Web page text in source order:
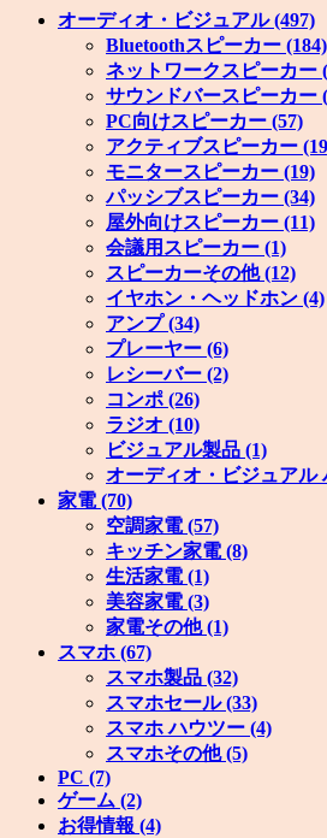
オーディオ・ビジュアル(497)
Bluetoothスピーカー (184)
ネットワークスピーカー
サウンドバースピーカー
PC向けスピーカー (57)
アクティブスピーカー
モニタースピーカー (19)
パッシブスピーカー (34)
屋外向けスピーカー (11)
会議用スピーカー (1)
スピーカーその他(12)
イヤホン・ヘッドホン (4)
アンプ(34)
プレーヤー (6)
レシーバー (2)
コンポ (26)
ラジオ (10)
ビジュアル製品 (1)
オーディオ・ビジュアル
家電(70)
空調家電(57)
キッチン家電(8)
生活家電(1)
美容家電(3)
家電その他(1)
スマホ (67)
スマホ製品 (32)
スマホセール(33)
スマホ ハウツー (4)
スマホその他(5)
PC (7)
ゲーム (2)
お得情報 (4)